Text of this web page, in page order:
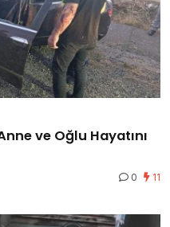
ve Oğlu Hayatını
0 11